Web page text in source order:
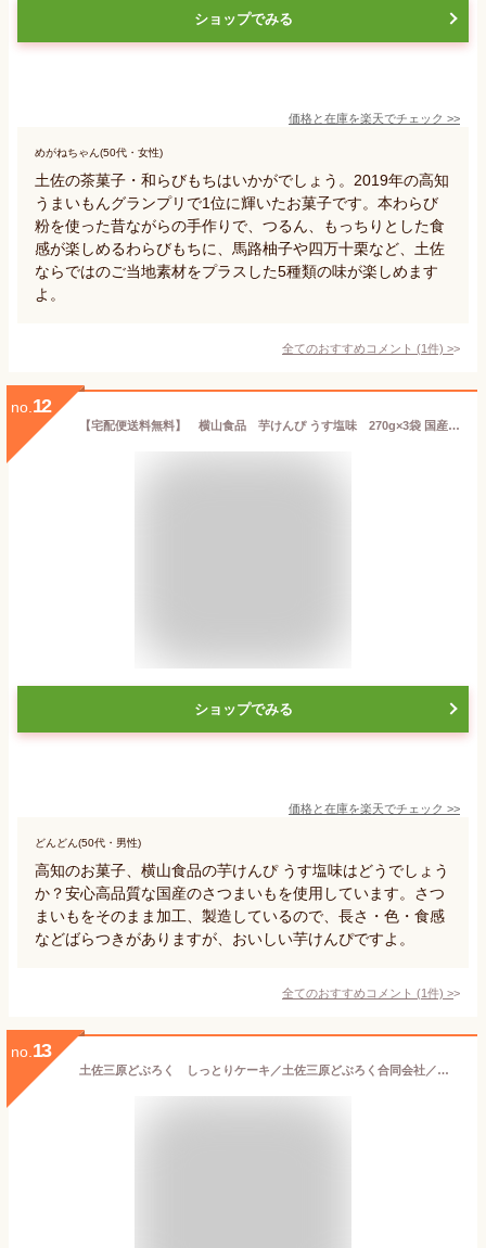
ショップでみる
価格と在庫を楽天でチェック >>
めがねちゃん(50代・女性)
土佐の茶菓子・和らびもちはいかがでしょう。2019年の高知
うまいもんグランプリで1位に輝いたお菓子です。本わらび
粉を使った昔ながらの手作りで、つるん、もっちりとした食
感が楽しめるわらびもちに、馬路柚子や四万十栗など、土佐
ならではのご当地素材をプラスした5種類の味が楽しめます
よ。
全てのおすすめコメント (1件) >
no. 12
【宅配便送料無料】 横山食品 芋けんぴ うす塩味 270g×3袋 国産 国内産 芋チップス 高知 おやつ 塩けんぴ
ショップでみる
価格と在庫を楽天でチェック >>
どんどん(50代・男性)
高知のお菓子、横山食品の芋けんぴ うす塩味はどうでしょう
か？安心高品質な国産のさつまいもを使用しています。さつ
まいもをそのまま加工、製造しているので、長さ・色・食感
などばらつきがありますが、おいしい芋けんぴですよ。
全てのおすすめコメント (1件) >
no. 13
土佐三原どぶろく しっとりケーキ／土佐三原どぶろく合同会社／クール冷蔵便／濁酒／高知／お土産／どぶろく特区